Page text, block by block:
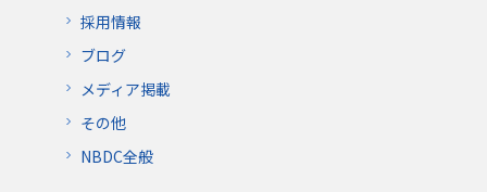
採用情報
ブログ
メディア掲載
その他
NBDC全般